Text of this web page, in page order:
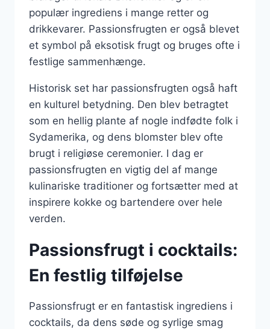
populær ingrediens i mange retter og
drikkevarer. Passionsfrugten er også blevet
et symbol på eksotisk frugt og bruges ofte i
festlige sammenhænge.
Historisk set har passionsfrugten også haft
en kulturel betydning. Den blev betragtet
som en hellig plante af nogle indfødte folk i
Sydamerika, og dens blomster blev ofte
brugt i religiøse ceremonier. I dag er
passionsfrugten en vigtig del af mange
kulinariske traditioner og fortsætter med at
inspirere kokke og bartendere over hele
verden.
Passionsfrugt i cocktails:
En festlig tilføjelse
Passionsfrugt er en fantastisk ingrediens i
cocktails, da dens søde og syrlige smag